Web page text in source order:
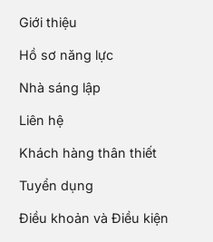
Giới thiệu
Hồ sơ năng lực
Nhà sáng lập
Liên hệ
Khách hàng thân thiết
Tuyển dụng
Điều khoản và Điều kiện